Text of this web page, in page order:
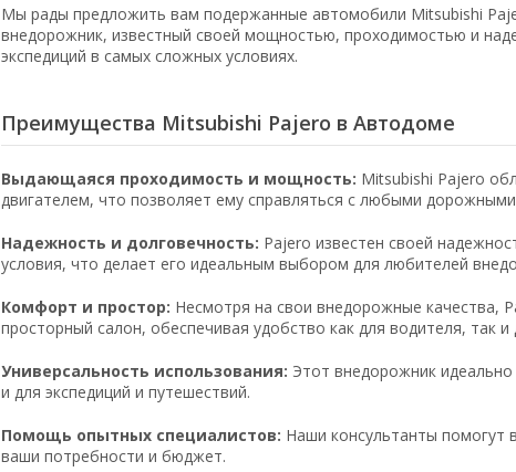
Мы рады предложить вам подержанные автомобили Mitsubishi
внедорожник, известный своей мощностью, проходимостью и
экспедиций в самых сложных условиях.
Преимущества Mitsubishi Pajero в Автодоме
Выдающаяся проходимость и мощность: Mitsubishi Pajero
двигателем, что позволяет ему справляться с любыми
Надежность и долговечность: Pajero известен своей
условия, что делает его идеальным выбором для любителей
Комфорт и простор: Несмотря на свои внедорожные качества,
просторный салон, обеспечивая удобство как для водителя, так и
Универсальность использования: Этот внедорожник идеально
и для экспедиций и путешествий.
Помощь опытных специалистов: Наши консультанты помогут
ваши потребности и бюджет.